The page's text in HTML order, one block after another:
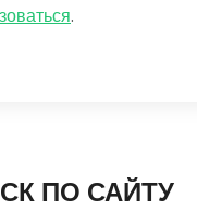
.
ПО САЙТУ